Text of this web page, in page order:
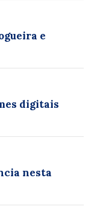
e
digitais
nesta